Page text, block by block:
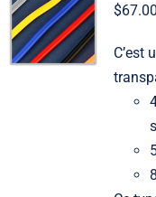
$67.00
C’est